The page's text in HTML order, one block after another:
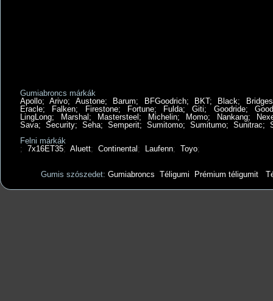
Gumiabroncs márkák
Apollo;Arivo; Austone; Barum; BFGoodrich; BKT; Black;
Eracle; Falken; Firestone; Fortune; Fulda;Giti; Goodride;
LingLong; Marshal; Mastersteel; Michelin; Momo; Nankang;
Sava; Security; Seha; Semperit; Sumitomo; Sumitumo; Sunitrac;
Felni márkák
; 7x16ET35; Aluett; Continental; Laufenn; Toyo;
Gumis szószedet: Gumiabroncs Téligumi Prémium téligumit